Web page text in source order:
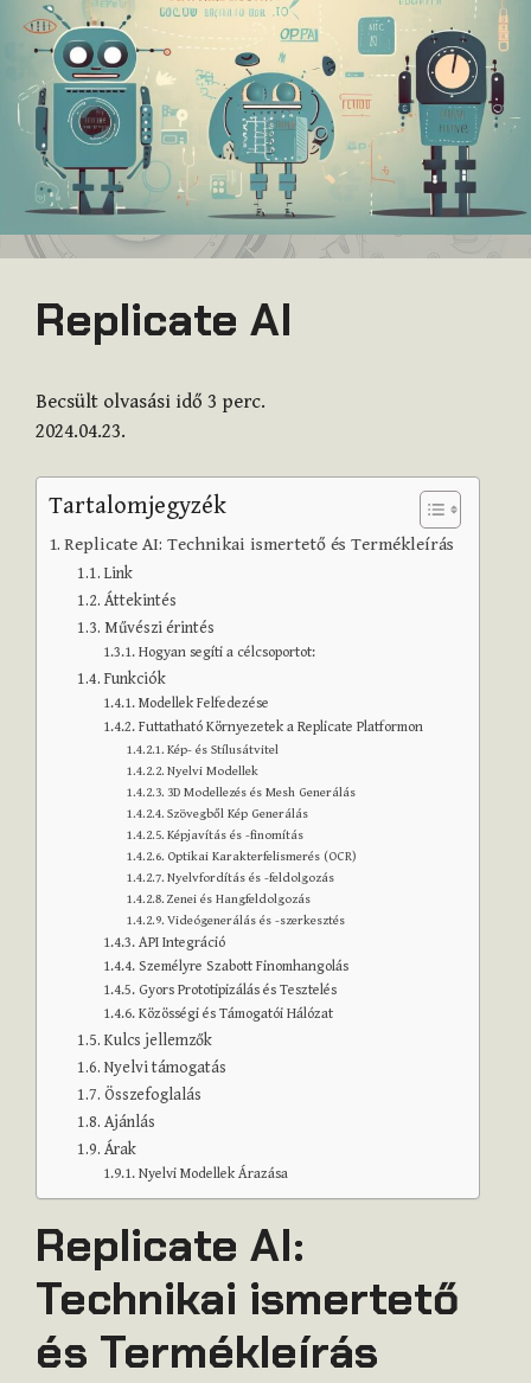
Replicate AI
Becsült olvasási idő 3 perc.
2024.04.23.
Tartalomjegyzék
Replicate AI: Technikai ismertető és Termékleírás
Link
Áttekintés
Művészi érintés
Hogyan segíti a célcsoportot:
Funkciók
Modellek Felfedezése
Futtatható Környezetek a Replicate Platformon
Kép- és Stílusátvitel
Nyelvi Modellek
3D Modellezés és Mesh Generálás
Szövegből Kép Generálás
Képjavítás és -finomítás
Optikai Karakterfelismerés (OCR)
Nyelvfordítás és -feldolgozás
Zenei és Hangfeldolgozás
Videógenerálás és -szerkesztés
API Integráció
Személyre Szabott Finomhangolás
Gyors Prototipizálás és Tesztelés
Közösségi és Támogatói Hálózat
Kulcs jellemzők
Nyelvi támogatás
Összefoglalás
Ajánlás
Árak
Nyelvi Modellek Árazása
Replicate AI:
Technikai ismertető
és Termékleírás